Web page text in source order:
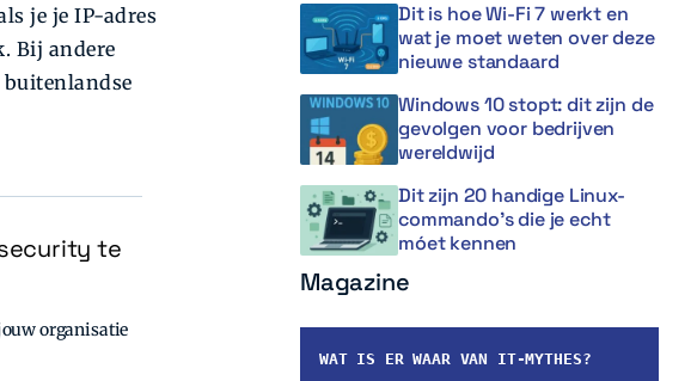
je je IP-adres
Bij andere
te
organisatie
Dit is hoe Wi-Fi 7 werkt en
wat je moet weten over deze
nieuwe standaard
Windows 10 stopt: dit zijn de
gevolgen voor bedrijven
wereldwijd
Dit zijn 20 handige Linux-
commando’s die je echt
móet kennen
Magazine
WAT IS ER WAAR VAN IT-MYTHES?